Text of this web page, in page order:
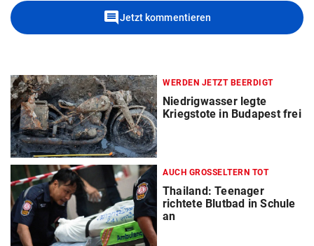
commentJetzt kommentieren
WERDEN JETZT BEERDIGT
Niedrigwasser legte
Kriegstote in Budapest frei
AUCH GROSSELTERN TOT
Thailand: Teenager
richtete Blutbad in Schule
an